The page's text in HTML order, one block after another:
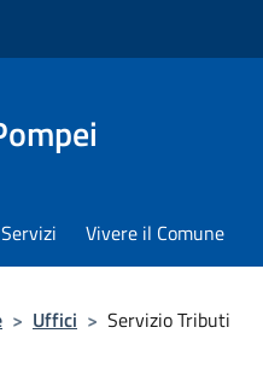
Servizi Vivere il Comune
> Uffici > Servizio Tributi